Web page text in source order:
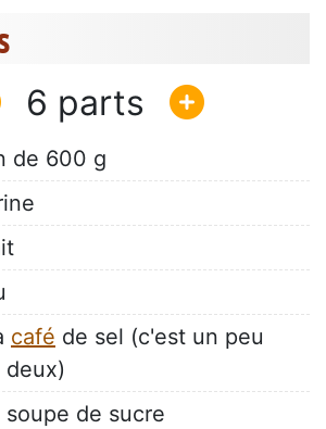
6
de 600 g
café de sel (c'est un peu
de sucre